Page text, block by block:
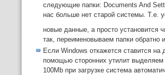
следующие папки: Documents And
нас больше нет старой системы. Т.е.
новые данные, а просто установится
так, переименовываем папки обратно
Если Windows откажется ставится
помощью сторонних утилит
100Mb при загрузке система